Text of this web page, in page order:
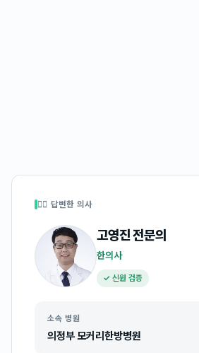
👩‍⚕️ 답변한 의사
고영진전문의
한의사
✓ 신원 검증
소속 병원
의정부 모커리한방병원